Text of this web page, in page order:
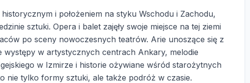
i położeniem na styku Wschodu i Zachodu,
sztuki. Opera i balet zajęły swoje miejsce na tej ziemi
po sceny nowoczesnych teatrów. Arie unoszące się z
występy w artystycznych centrach Ankary, melodie
w Izmirze i historie ożywiane wśród starożytnych
nie tylko formy sztuki, ale także podróż w czasie.